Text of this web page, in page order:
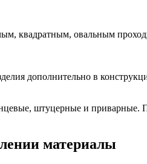
квадратным, овальным
дополнительно в
штуцерные и приварные.
материалы